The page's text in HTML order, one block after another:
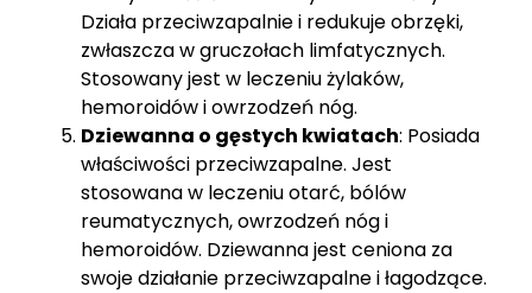
Działa przeciwzapalnie i redukuje obrzęki,
zwłaszcza w gruczołach limfatycznych.
Stosowany jest w leczeniu żylaków,
hemoroidów i owrzodzeń nóg.
Dziewanna o gęstych kwiatach: Posiada
właściwości przeciwzapalne. Jest
stosowana w leczeniu otarć, bólów
reumatycznych, owrzodzeń nóg i
hemoroidów. Dziewanna jest ceniona za
swoje działanie przeciwzapalne i łagodzące.